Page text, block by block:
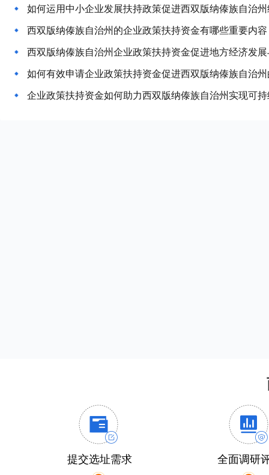
如何运用中小企业发展扶持政策促进西双版纳傣族自治
西双版纳傣族自治州的企业政策扶持资金有哪些重要内
西双版纳傣族自治州企业政策扶持资金促进地方经济发
如何有效申请企业政策扶持资金促进西双版纳傣族自治
企业政策扶持资金如何助力西双版纳傣族自治州实现可
提交选址需求 全面调研